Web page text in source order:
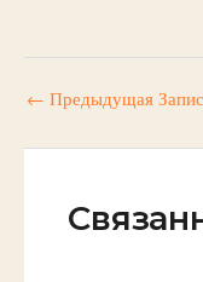
← Предыдущая